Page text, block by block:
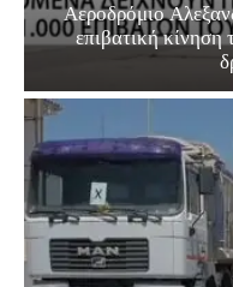
Αεροδρόμιο
επιβατική κίνηση